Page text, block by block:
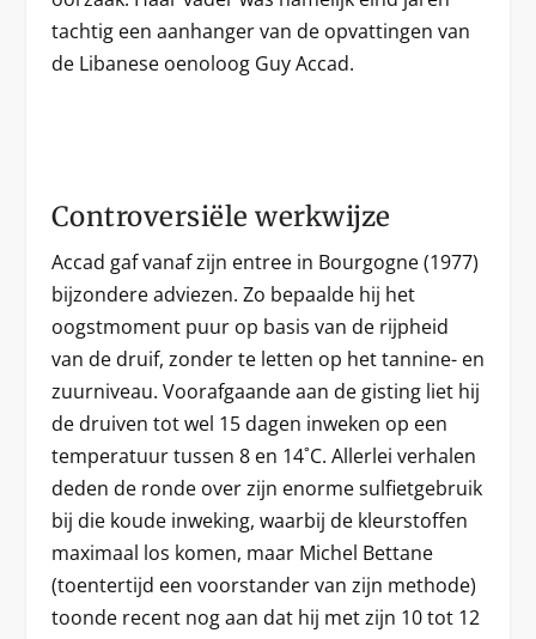
tachtig een aanhanger van de opvattingen van
de Libanese oenoloog Guy Accad.
Controversiële werkwijze
Accad gaf vanaf zijn entree in Bourgogne (1977)
bijzondere adviezen. Zo bepaalde hij het
oogstmoment puur op basis van de rijpheid
van de druif, zonder te letten op het tannine- en
zuurniveau. Voorafgaande aan de gisting liet hij
de druiven tot wel 15 dagen inweken op een
temperatuur tussen 8 en 14˚C. Allerlei verhalen
deden de ronde over zijn enorme sulfietgebruik
bij die koude inweking, waarbij de kleurstoffen
maximaal los komen, maar Michel Bettane
(toentertijd een voorstander van zijn methode)
toonde recent nog aan dat hij met zijn 10 tot 12